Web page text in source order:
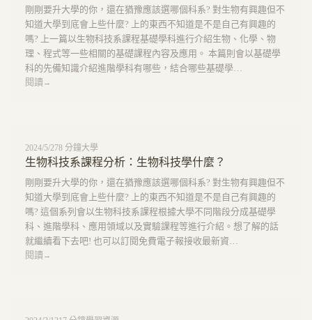
剛剛要升大學的你，還在猶豫應該選哪個科系? 對生物有興趣但不
知道大學到底會上些什麼? 上的東西不知道是不是自己有興趣的
嗎? 上一篇以生物科技系課程基礎學科進行介紹生物、化學、物
理、程式等一些相關的基礎課程內容及應用。 本篇則會以基礎學
科的先備知識介紹進階學科有哪些，結合哪些基礎學…
閱讀 →
2024/5/278 分鐘大學
生物科技系課程分析：生物科技學什麼？
剛剛要升大學的你，還在猶豫應該選哪個科系? 對生物有興趣但不
知道大學到底會上些什麼? 上的東西不知道是不是自己有興趣的
嗎? 這個系列會以生物科技系課程根據大學不同階段分成基礎學
科、進階學科、應用領域以及實驗課程等進行介紹。想了解的話
就繼續看下去吧! 也可以訂閱免費電子報接收最新資…
閱讀 →